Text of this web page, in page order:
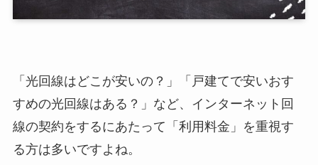
「光回線はどこが安いの？」「戸建てで安いおす
すめの光回線はある？」など、インターネット回
線の契約をするにあたって「利用料金」を重視す
る方は多いですよね。